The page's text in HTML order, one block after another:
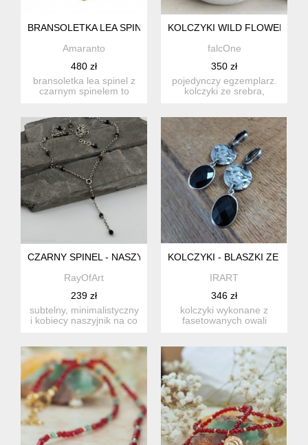
BRANSOLETKA LEA SPINEL
Amaranto
480 zł
bransoletka lea spinel z
czarnym spinelem to
KOLCZYKI WILD FLOWERS.
falcOne
350 zł
pojedynczy egzemplarz.
kolczyki ze srebra,
CZARNY SPINEL - NASZYJNIK
RayOfArt
239 zł
subtelny, minimalistyczny
i kobiecy naszyjnik na co
KOLCZYKI - BLASZKI ZE
IRART
346 zł
kolczyki wykonane z
fasetowanych owali